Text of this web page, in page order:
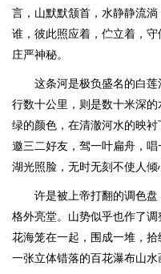
言，山默默颔首，水静静流
谁，彼此照应着，伫立着，
庄严神秘。
这条河是极负盛名的白
行数十公里，则是数十米深
绿的颜色，在清澈河水的映衬
邀三二好友，驾一叶扁舟，唱
湖光照脸，无时无刻不使人倾
许是被上帝打翻的调色
格外亮堂。山势似乎也作了
花海笼在一起，围成一堆，
一张立体错落的百花瀑布山水